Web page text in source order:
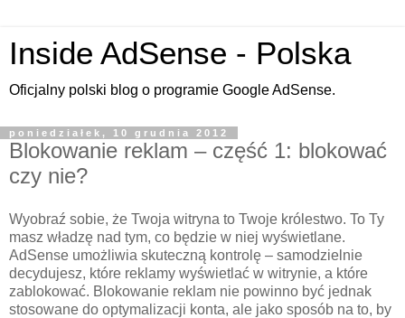
Inside AdSense - Polska
Oficjalny polski blog o programie Google AdSense.
poniedziałek, 10 grudnia 2012
Blokowanie reklam – część 1: blokować
czy nie?
Wyobraź sobie, że Twoja witryna to Twoje królestwo. To Ty
masz władzę nad tym, co będzie w niej wyświetlane.
AdSense umożliwia skuteczną kontrolę – samodzielnie
decydujesz, które reklamy wyświetlać w witrynie, a które
zablokować. Blokowanie reklam nie powinno być jednak
stosowane do optymalizacji konta, ale jako sposób na to, by